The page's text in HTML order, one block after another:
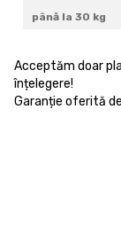
până la 30 kg
Acceptăm doar
înțelegere!
Garanție oferită